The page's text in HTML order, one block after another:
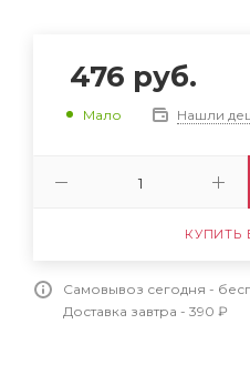
476 руб.
Мало Нашли
КУПИТЬ
Самовывоз сегодня -
Доставка завтра - 390 ₽